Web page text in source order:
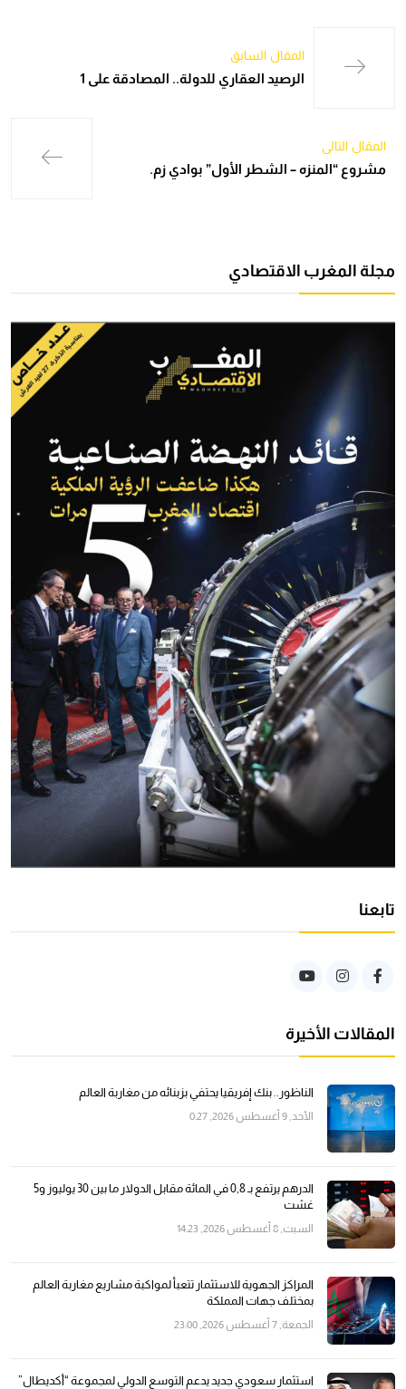
المقال السابق
الرصيد العقاري للدولة.. المصادقة على 1
المقال التالي
مشروع “المنزه – الشطر الأول” بوادي زم.
مجلة المغرب الاقتصادي
تابعنا
المقالات الأخيرة
الناظور.. بنك إفريقيا يحتفي بزبنائه من مغاربة العالم
الأحد, 9 أغسطس 2026, 0:27
الدرهم يرتفع بـ 0,8 في المائة مقابل الدولار ما بين 30 يوليوز و5
غشت
السبت, 8 أغسطس 2026, 14:23
المراكز الجهوية للاستثمار تتعبأ لمواكبة مشاريع مغاربة العالم
بمختلف جهات المملكة
الجمعة, 7 أغسطس 2026, 23:00
استثمار سعودي جديد يدعم التوسع الدولي لمجموعة “أكديطال”